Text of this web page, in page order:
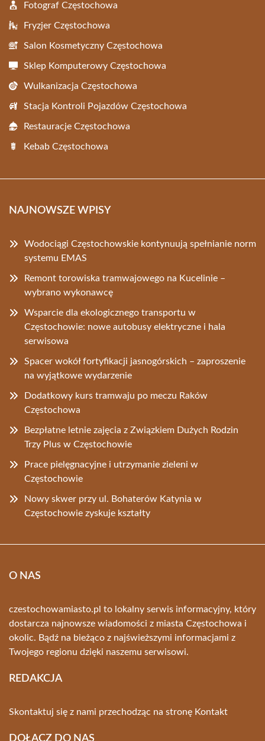
Fotograf Częstochowa
Fryzjer Częstochowa
Salon Kosmetyczny Częstochowa
Sklep Komputerowy Częstochowa
Wulkanizacja Częstochowa
Stacja Kontroli Pojazdów Częstochowa
Restauracje Częstochowa
Kebab Częstochowa
NAJNOWSZE WPISY
Wodociągi Częstochowskie kontynuują spełnianie norm
systemu EMAS
Remont torowiska tramwajowego na Kucelinie –
wybrano wykonawcę
Wsparcie dla ekologicznego transportu w
Częstochowie: nowe autobusy elektryczne i hala
serwisowa
Spacer wokół fortyfikacji jasnogórskich – zaproszenie
na wyjątkowe wydarzenie
Dodatkowy kurs tramwaju po meczu Raków
Częstochowa
Bezpłatne letnie zajęcia z Związkiem Dużych Rodzin
Trzy Plus w Częstochowie
Prace pielęgnacyjne i utrzymanie zieleni w
Częstochowie
Nowy skwer przy ul. Bohaterów Katynia w
Częstochowie zyskuje kształty
O NAS
czestochowamiasto.pl to lokalny serwis informacyjny, który
dostarcza najnowsze wiadomości z miasta Częstochowa i
okolic. Bądź na bieżąco z najświeższymi informacjami z
Twojego regionu dzięki naszemu serwisowi.
REDAKCJA
Skontaktuj się z nami przechodząc na stronę Kontakt
DOŁĄCZ DO NAS